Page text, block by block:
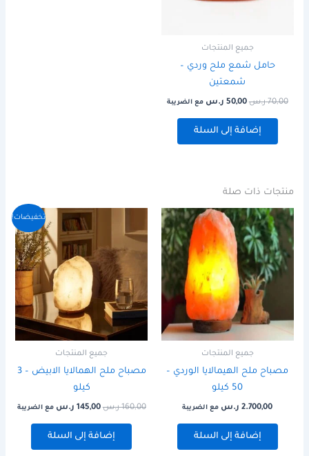
جميع المنتجات
حامل شمع ملح وردي –
شمعتين
70,00 ر.س 50,00 ر.س مع الضريبة
إضافة إلى السلة
منتجات ذات صلة
جميع المنتجات
مصباح ملح الهيمالايا الوردي –
50 كيلو
2.700,00 ر.س مع الضريبة
إضافة إلى السلة
تخفيضات!
جميع المنتجات
مصباح ملح الهمالايا الابيض – 3
كيلو
160,00 ر.س
السعر
الأصلي
هو:
160,00 ر.س.
145,00 ر.س
السعر
الحالي
هو:
145,00 ر.س.
مع الضريبة
إضافة إلى السلة